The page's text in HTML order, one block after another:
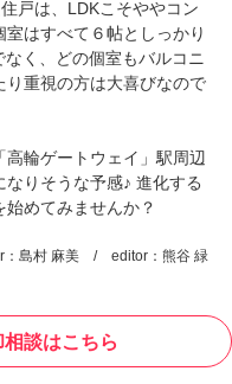
戸は、LDKこそややコン
はすべて６帖としっかり
く、どの個室もバルコニ
り重視の方は大喜びなので
輪ゲートウェイ」駅周辺
りそうな予感♪ 進化する
めてみませんか？
：島村 麻美 / editor：熊谷 緑
談はこちら